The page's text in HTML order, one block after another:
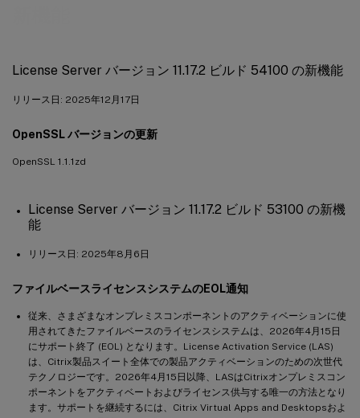
License Server バージョン 11.17.2 ビルド 54100 の新機能
リリース日: 2025年12月17日
OpenSSL バージョンの更新
OpenSSL 1.1.1zd
License Server バージョン 11.17.2 ビルド 53100 の新機
能
リリース日: 2025年8月6日
ファイルベースライセンスシステムのEOL通知
従来、さまざまなオンプレミスコンポーネントのアクティベーションに使
用されてきたファイルベースのライセンスシステムは、2026年4月15日
にサポート終了 (EOL) となります。License Activation Service (LAS)
は、Citrix製品スイート全体での製品アクティベーションのための次世代
テクノロジーです。2026年4月15日以降、LASはCitrixオンプレミスコン
ポーネントをアクティベートおよびライセンス供与する唯一の方法となり
ます。サポートを継続するには、Citrix Virtual Apps and Desktopsおよ
License Server バージョン 11.17.2 ビルド 40000 の新機能
License Server バージョン 11.17.2 ビルド 39000 の新機能
License Server バージョン 11.17.2 ビルド 36000 の新機能
License Server バージョン 11.17.2 ビルド 35000 の新機能